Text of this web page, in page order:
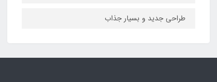
طراحی جدید و بسیار جذاب